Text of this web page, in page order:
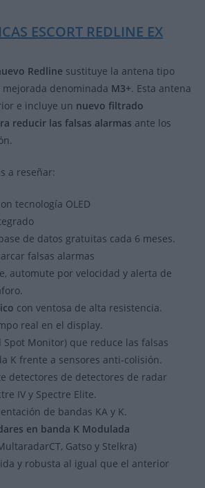
ESCORT REDLINE EX
Redline sustituye la antena tipo
denominada M3+. Esta antena
e incluye un nuevo filtrado
reducir las falsas alarmas ante los
a reseñar:
tecnología OLED
de datos gratuitas cada 6 meses.
falsas alarmas
automute por velocidad y alerta de
con ventosa de alta resistencia.
real en el display.
Spot Monitor) que reduce las falsas
K frente a sensores anti-colisión.
detectores de detectores de radar
IV y Spectre Elite.
de bandas KA y K.
en banda K Modulada
Gatso y Stelkra)
y robusta al igual que el anterior